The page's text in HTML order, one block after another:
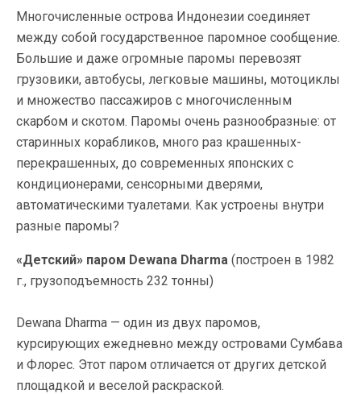
Многочисленные острова Индонезии соединяет
между собой государственное паромное сообщение.
Большие и даже огромные паромы перевозят
грузовики, автобусы, легковые машины, мотоциклы
и множество пассажиров с многочисленным
скарбом и скотом. Паромы очень разнообразные: от
старинных корабликов, много раз крашенных-
перекрашенных, до современных японских с
кондиционерами, сенсорными дверями,
автоматическими туалетами. Как устроены внутри
разные паромы?
«Детский» паром Dewana Dharma (построен в 1982
г., грузоподъемность 232 тонны)
Dewana Dharma — один из двух паромов,
курсирующих ежедневно между островами Сумбава
и Флорес. Этот паром отличается от других детской
площадкой и веселой раскраской.